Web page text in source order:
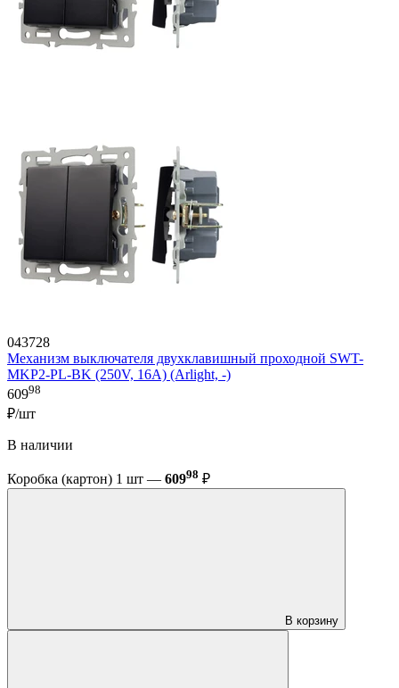
043728
Механизм выключателя двухклавишный проходной SWT-
MKP2-PL-BK (250V, 16A) (Arlight, -)
60998
₽/шт
В наличии
Коробка (картон) 1 шт — 60998 ₽
В корзину